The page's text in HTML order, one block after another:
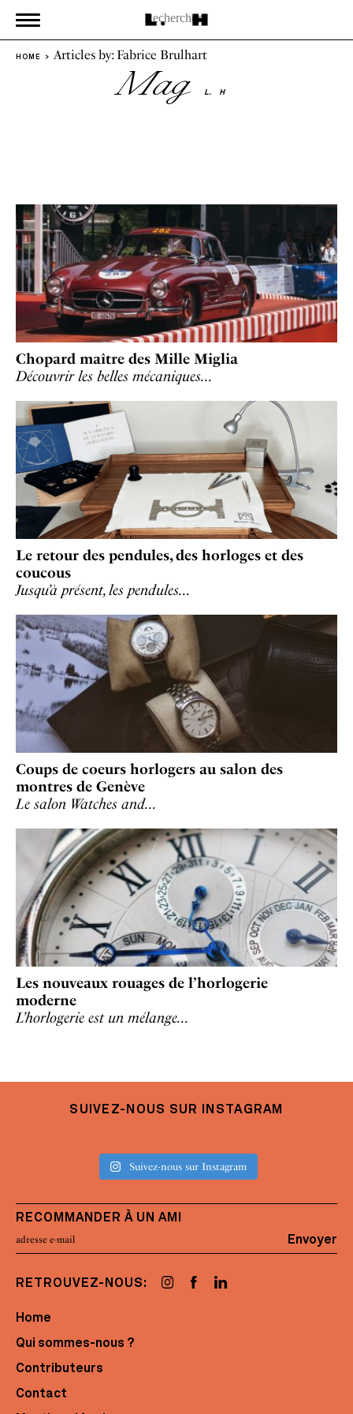
HOME Articles by: Fabrice Brulhart
Mag L. H
Chopard maître des Mille Miglia
Découvrir les belles mécaniques…
Le retour des pendules, des horloges et des
coucous
Jusqu’à présent, les pendules…
Coups de coeurs horlogers au salon des
montres de Genève
Le salon Watches and…
Les nouveaux rouages de l’horlogerie
moderne
L’horlogerie est un mélange…
SUIVEZ-NOUS SUR INSTAGRAM
Suivez-nous sur Instagram
RECOMMANDER À UN AMI
Envoyer
RETROUVEZ-NOUS:
Home
Qui sommes-nous ?
Contributeurs
Contact